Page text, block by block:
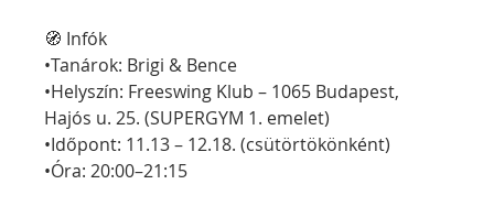
🧭 Infók
•Tanárok: Brigi & Bence
•Helyszín: Freeswing Klub – 1065 Budapest,
Hajós u. 25. (SUPERGYM 1. emelet)
•Időpont: 11.13 – 12.18. (csütörtökönként)
•Óra: 20:00–21:15